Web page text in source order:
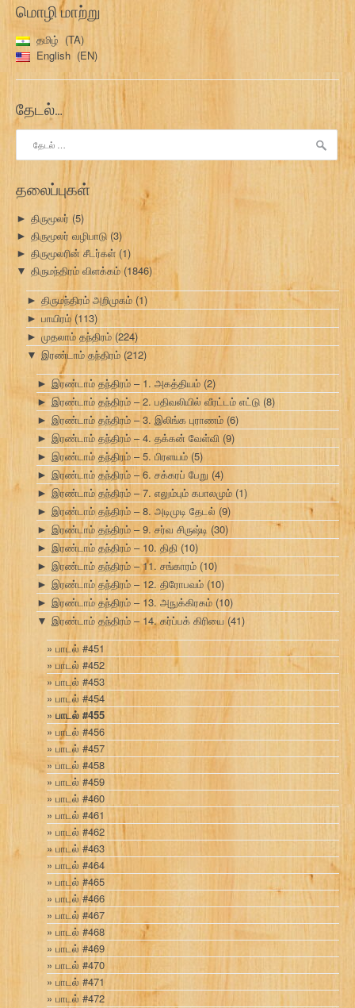
மொழி மாற்று
தமிழ்
TA
English
EN
தேடல்…
தேடு:
தலைப்புகள்
► திருமூலர் (5)
► திருமூலர் வழிபாடு (3)
► திருமூலரின் சீடர்கள் (1)
▼ திருமந்திரம் விளக்கம் (1846)
► திருமந்திரம் அறிமுகம் (1)
► பாயிரம் (113)
► முதலாம் தந்திரம் (224)
▼ இரண்டாம் தந்திரம் (212)
► இரண்டாம் தந்திரம் – 1. அகத்தியம் (2)
► இரண்டாம் தந்திரம் – 2. பதிவலியில் வீரட்டம் எட்டு (8)
► இரண்டாம் தந்திரம் – 3. இலிங்க புராணம் (6)
► இரண்டாம் தந்திரம் – 4. தக்கன் வேள்வி (9)
► இரண்டாம் தந்திரம் – 5. பிரளயம் (5)
► இரண்டாம் தந்திரம் – 6. சக்கரப் பேறு (4)
► இரண்டாம் தந்திரம் – 7. எலும்பும் கபாலமும் (1)
► இரண்டாம் தந்திரம் – 8. அடிமுடி தேடல் (9)
► இரண்டாம் தந்திரம் – 9. சர்வ சிருஷ்டி (30)
► இரண்டாம் தந்திரம் – 10. திதி (10)
► இரண்டாம் தந்திரம் – 11. சங்காரம் (10)
► இரண்டாம் தந்திரம் – 12. திரோபவம் (10)
► இரண்டாம் தந்திரம் – 13. அநுக்கிரகம் (10)
▼ இரண்டாம் தந்திரம் – 14. கர்ப்பக் கிரியை (41)
பாடல் #451
பாடல் #452
பாடல் #453
பாடல் #454
பாடல் #455
பாடல் #456
பாடல் #457
பாடல் #458
பாடல் #459
பாடல் #460
பாடல் #461
பாடல் #462
பாடல் #463
பாடல் #464
பாடல் #465
பாடல் #466
பாடல் #467
பாடல் #468
பாடல் #469
பாடல் #470
பாடல் #471
பாடல் #472